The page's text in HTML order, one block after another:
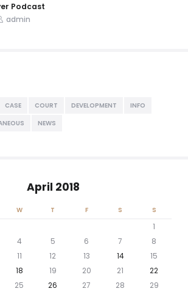
Podcast
admin
CASE COURT DEVELOPMENT
INFO
NEWS
April 2018
W T F S S
1
4 5 6 7
8
11 12 13 14
15
18 19 20 21
22
25 26 27 28
29